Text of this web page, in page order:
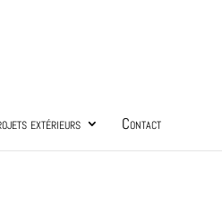
extérieurs Contact